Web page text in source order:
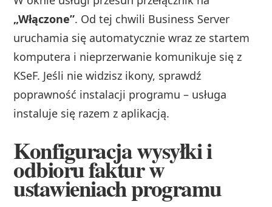
„Włączone”. Od tej chwili Business Server
uruchamia się automatycznie wraz ze startem
komputera i nieprzerwanie komunikuje się z
KSeF. Jeśli nie widzisz ikony, sprawdź
poprawność instalacji programu – usługa
instaluje się razem z aplikacją.
Konfiguracja wysyłki i
odbioru faktur w
ustawieniach programu